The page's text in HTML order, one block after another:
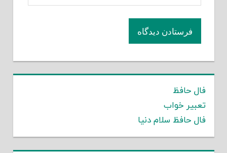
فال حافظ
تعبیر خواب
فال حافظ سلام دنیا